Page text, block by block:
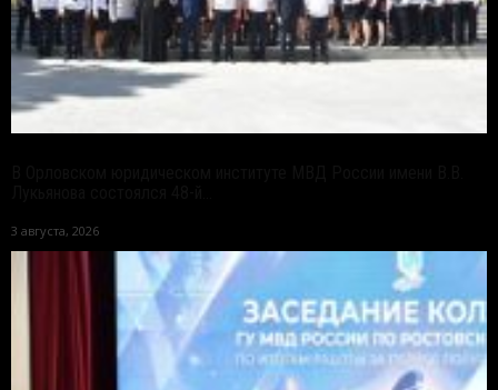
3 августа, 2026